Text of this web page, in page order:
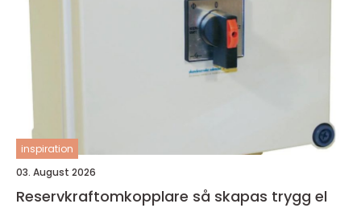
inspiration
03. August 2026
Reservkraftomkopplare så skapas trygg el